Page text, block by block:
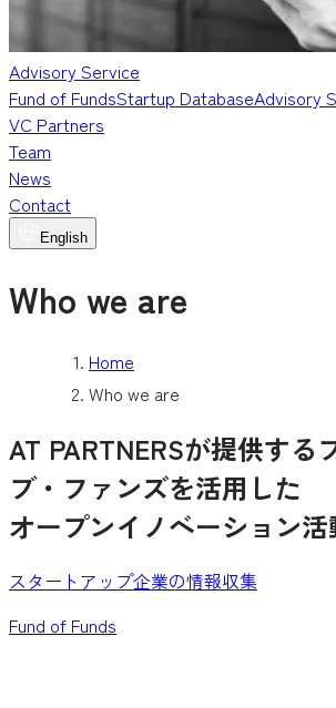
Advisory Service
Fund of FundsStartup DatabaseAdvisory
VC Partners
Team
News
Contact
English
Who we are
Home
Who we are
AT PARTNERSが提供する
ブ・ファンズを活用した
オープンイノベーション
スタートアップ企業の情報収集
Fund of Funds